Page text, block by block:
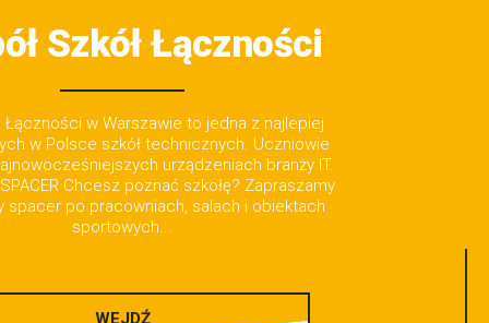
Szkół Łączności
Łączności w Warszawie to jedna z najlepiej
w Polsce szkół technicznych. Uczniowie
urządzeniach branży IT.
SPACER Chcesz poznać szkołę? Zapraszamy
spacer po pracowniach, salach i obiektach
sportowych...
WEJDŹ